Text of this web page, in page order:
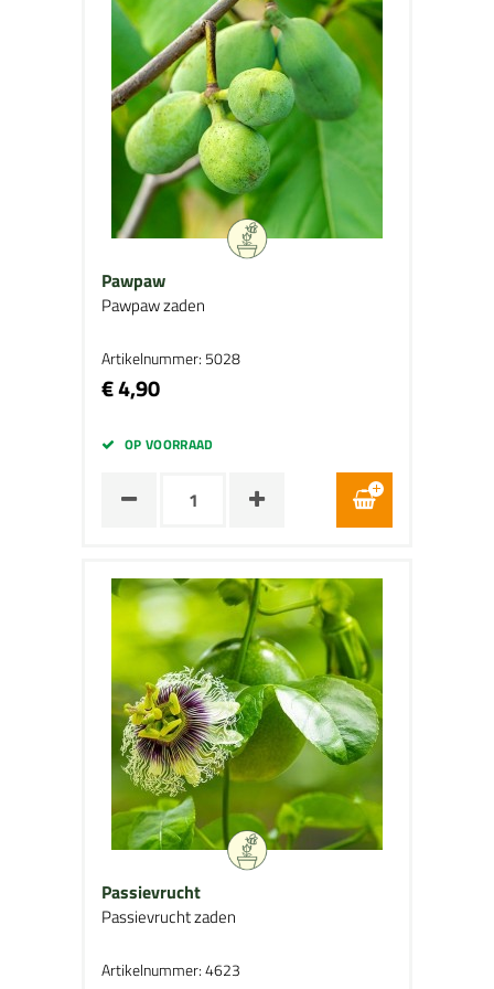
Pawpaw
Pawpaw zaden
Artikelnummer: 5028
€ 4,90
OP VOORRAAD
Passievrucht
Passievrucht zaden
Artikelnummer: 4623